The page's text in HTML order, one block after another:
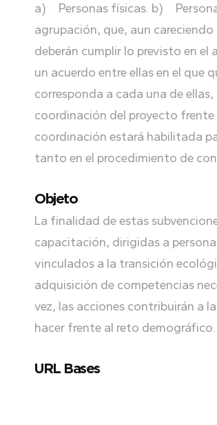
a) Personas físicas. b)
agrupación, que, aun
deberán cumplir lo previsto en el
un acuerdo entre ellas en el que
corresponda a cada una de
coordinación del proyecto frente
coordinación estará habilitada
tanto en el procedimiento de
Objeto
La finalidad de estas
capacitación, dirigidas a
vinculados a la transición
adquisición de competencias
vez, las acciones contribuirán a
hacer frente al reto demográfico.
URL Bases